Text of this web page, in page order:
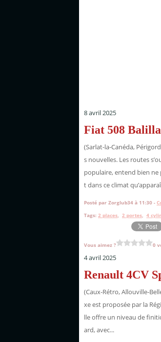
8 avril 2025
Fiat 508
(Sarlat-la-Canéda,
s nouvelles. Les routes
populaire, entend bien ne
t dans ce climat
Posté par Zorglub34 à 11:30 -
Tags: 2 places, 2 portes, 4
Vous aimez ? 0
4 avril 2025
Renault 4CV
(Caux-Rétro, Allouville-
xe est proposée par la
lle offre un niveau de
ard, avec...